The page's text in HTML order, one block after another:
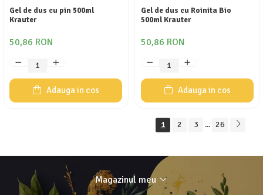
Gel de dus cu pin 500ml
Krauter
50,86 RON
Adauga in cos
Gel de dus cu Roinita Bio
500ml Krauter
50,86 RON
Adauga in cos
1 2 3 ... 26
Magazinul meu